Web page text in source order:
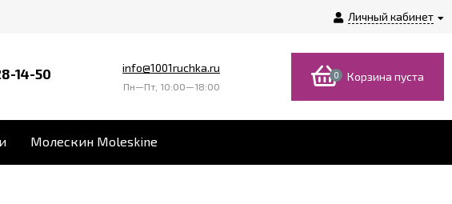
Личный кабинет
14-50 info@1001ruchka.ru
Пн—Пт, 10:00—18:00
0 Корзина пуста
Молескин Moleskine